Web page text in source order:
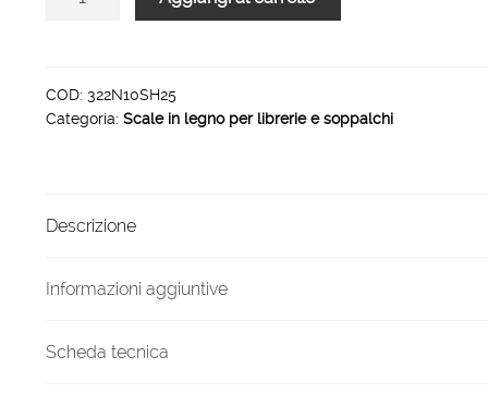
legno
10
laccato
quantità
COD: 322N10SH25
Categoria: Scale in legno per librerie e soppalchi
Descrizione
Informazioni aggiuntive
Scheda tecnica